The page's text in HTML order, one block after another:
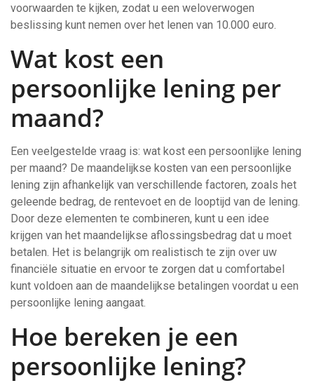
voorwaarden te kijken, zodat u een weloverwogen
beslissing kunt nemen over het lenen van 10.000 euro.
Wat kost een
persoonlijke lening per
maand?
Een veelgestelde vraag is: wat kost een persoonlijke lening
per maand? De maandelijkse kosten van een persoonlijke
lening zijn afhankelijk van verschillende factoren, zoals het
geleende bedrag, de rentevoet en de looptijd van de lening.
Door deze elementen te combineren, kunt u een idee
krijgen van het maandelijkse aflossingsbedrag dat u moet
betalen. Het is belangrijk om realistisch te zijn over uw
financiële situatie en ervoor te zorgen dat u comfortabel
kunt voldoen aan de maandelijkse betalingen voordat u een
persoonlijke lening aangaat.
Hoe bereken je een
persoonlijke lening?